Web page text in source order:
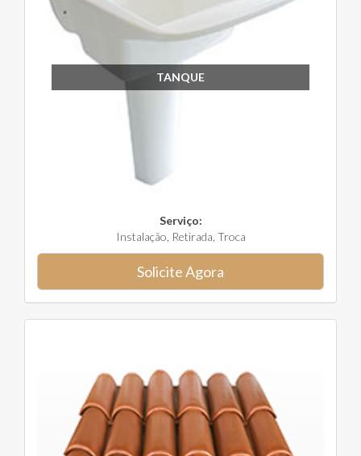
TANQUE
Serviço:
Instalação, Retirada, Troca
Solicite Agora